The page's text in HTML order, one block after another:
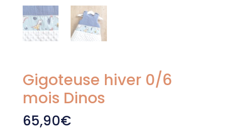
Gigoteuse hiver 0/6
mois Dinos
65,90€